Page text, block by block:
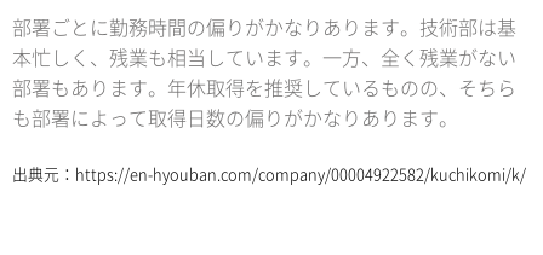
部署ごとに勤務時間の偏りがかなりあります。技術部は基
本忙しく、残業も相当しています。一方、全く残業がない
部署もあります。年休取得を推奨しているものの、そちら
も部署によって取得日数の偏りがかなりあります。
出典元： https://en-hyouban.com/company/00004922582/kuchikomi/k/